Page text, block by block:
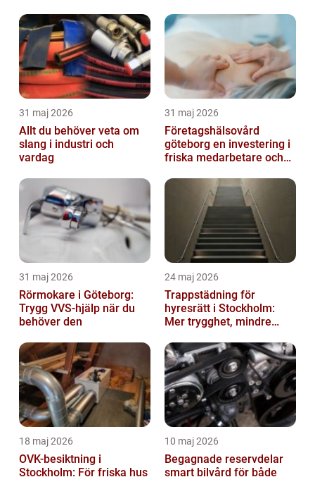
31 maj 2026
Allt du behöver veta om
slang i industri och
vardag
31 maj 2026
Företagshälsovård
göteborg en investering i
friska medarbetare och
31 maj 2026
Rörmokare i Göteborg:
Trygg VVS-hjälp när du
behöver den
24 maj 2026
Trappstädning för
hyresrätt i Stockholm:
Mer trygghet, mindre
18 maj 2026
OVK-besiktning i
Stockholm: För friska hus
10 maj 2026
Begagnade reservdelar
smart bilvård för både